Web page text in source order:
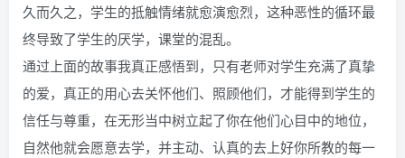
久而久之，学生的抵触情绪就愈演愈烈，这种恶性的循环最
终导致了学生的厌学，课堂的混乱。
通过上面的故事我真正感悟到，只有老师对学生充满了真挚
的爱，真正的用心去关怀他们、照顾他们，才能得到学生的
信任与尊重，在无形当中树立起了你在他们心目中的地位，
自然他就会愿意去学，并主动、认真的去上好你所教的每一